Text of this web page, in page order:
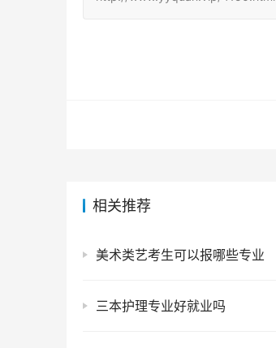
相关推荐
美术类艺考生可以报哪些专业
三本护理专业好就业吗